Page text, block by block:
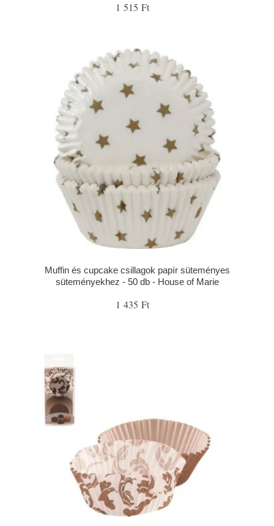
1 515 Ft
Muffin és cupcake csillagok papír süteményes
süteményekhez - 50 db - House of Marie
1 435 Ft